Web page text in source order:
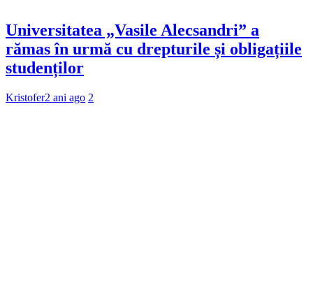
Universitatea „Vasile Alecsandri” a
rămas în urmă cu drepturile și obligațiile
studenților
Kristofer2 ani ago 2